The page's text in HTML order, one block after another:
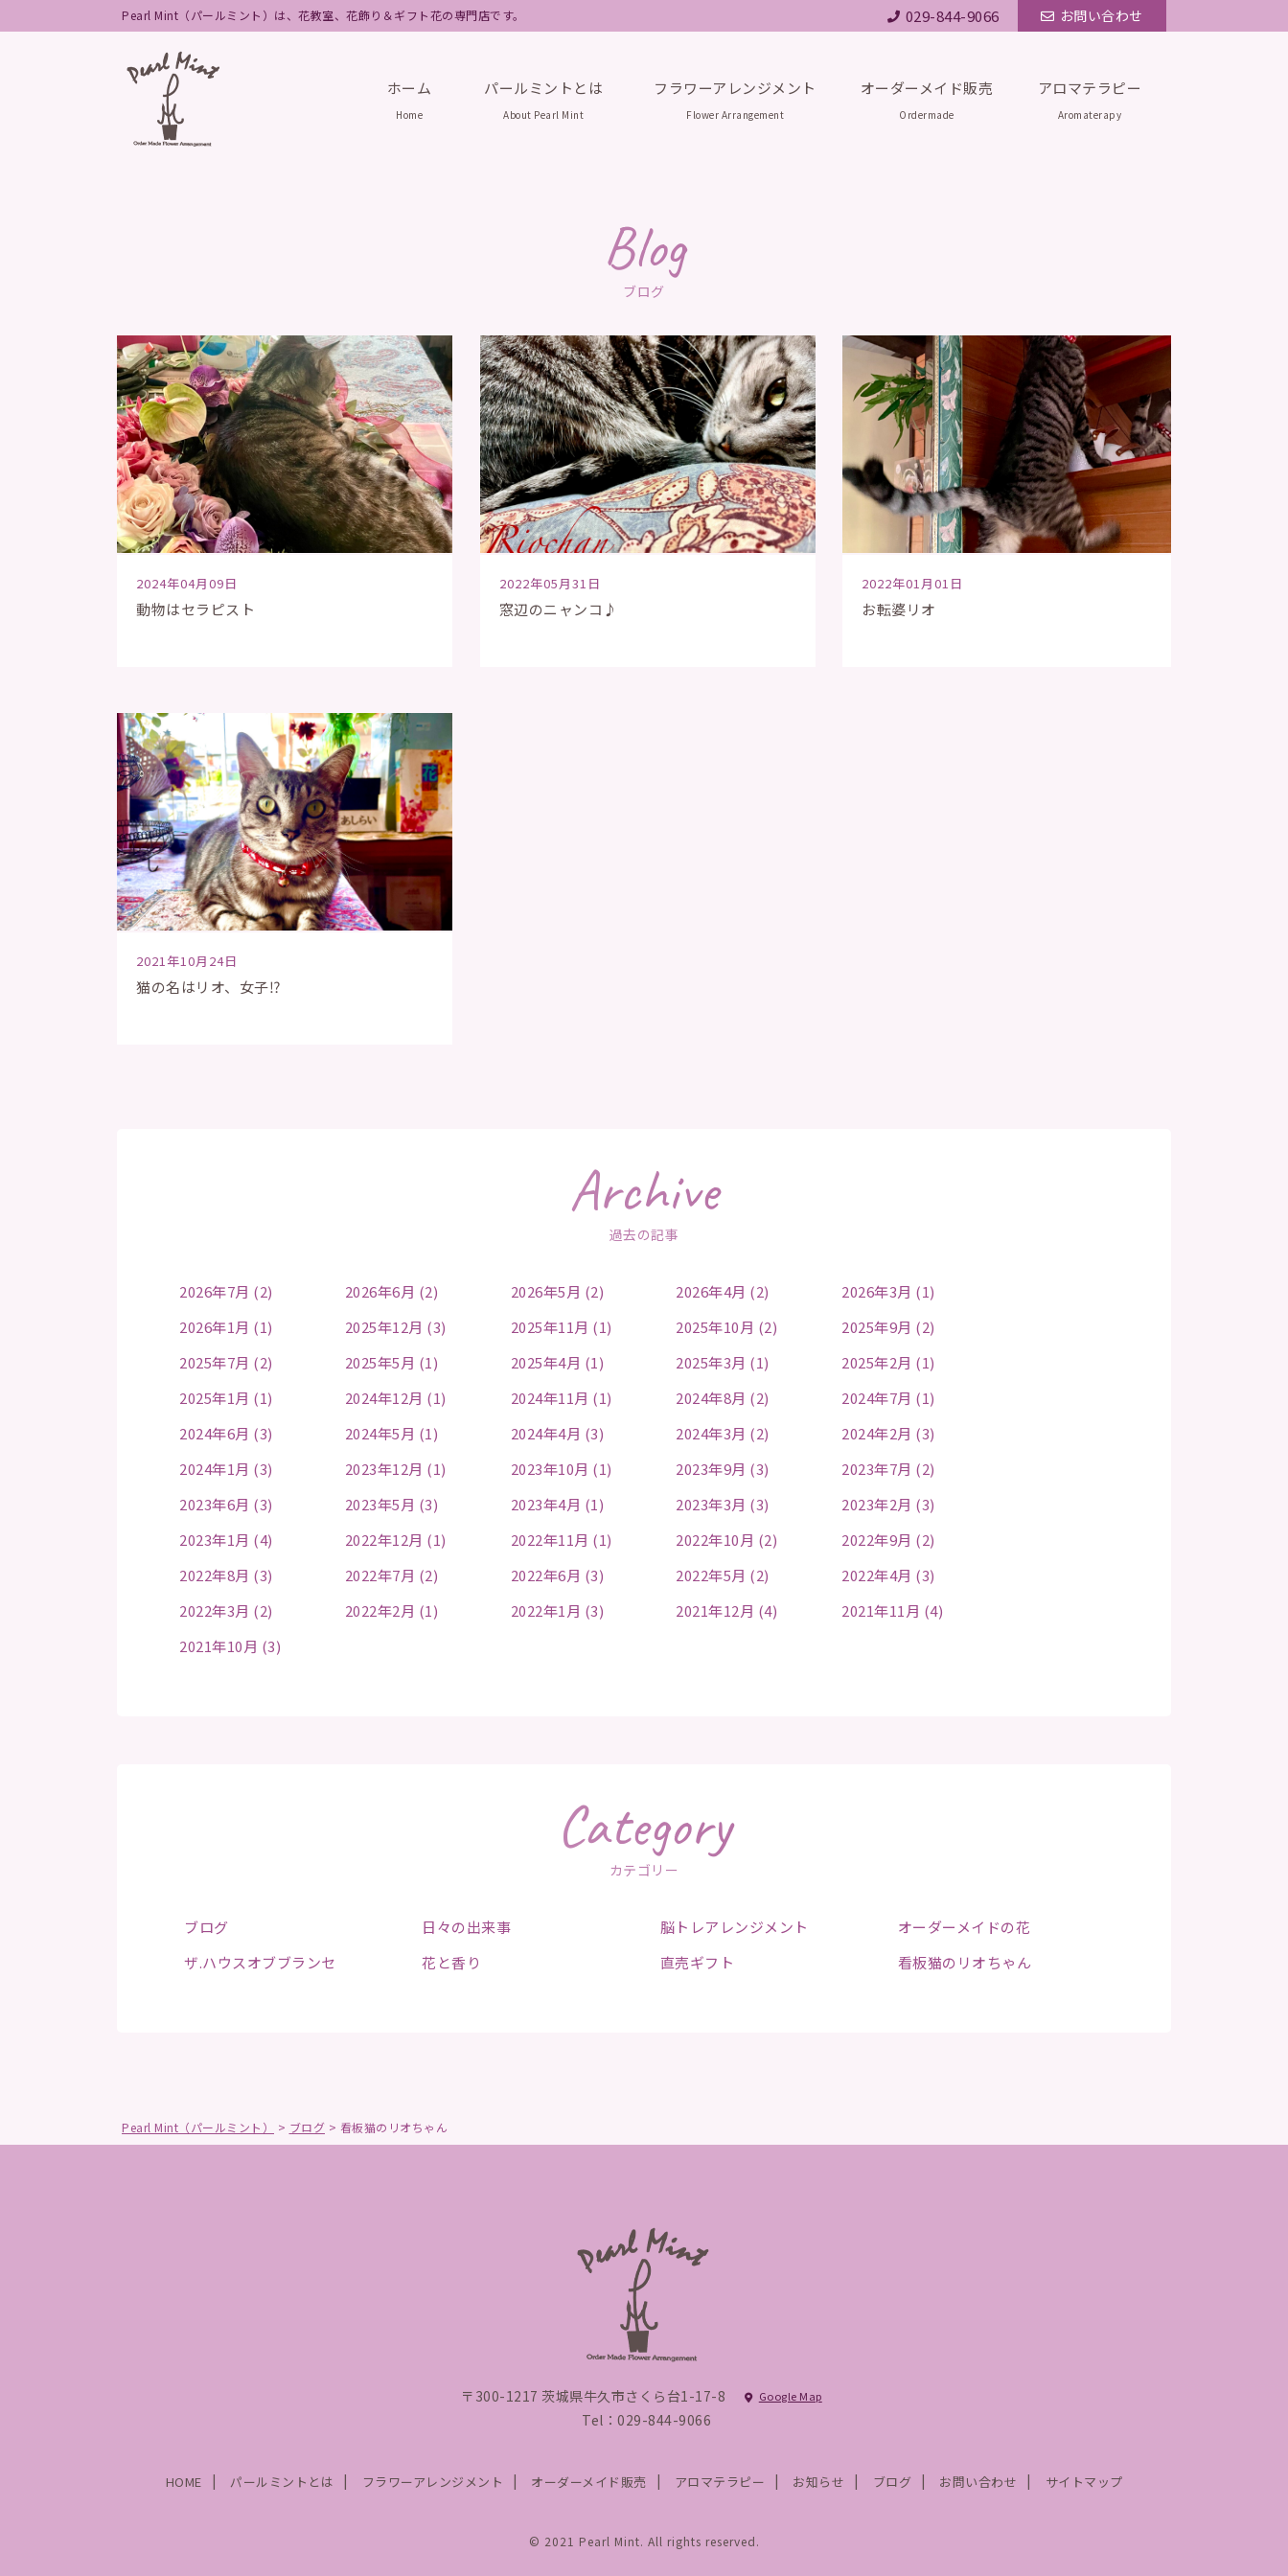
Pearl Mint（パールミント）は、花教室、花飾り＆ギフト花の専門店です。 029-844-9066 お問い合わせ
ホーム
Home
パールミントとは
About Pearl Mint
フラワーアレンジメント
Flower Arrangement
オーダーメイド販売
Ordermade
アロマテラピー
Aromaterapy
Blog
ブログ
2024年04月09日
動物はセラピスト
2022年05月31日
窓辺のニャンコ♪
2022年01月01日
お転婆リオ
2021年10月24日
猫の名はリオ、女子⁉︎
Archive
過去の記事
2026年7月 (2) 2026年6月 (2) 2026年5月 (2) 2026年4月 (2)
2026年3月 (1)
2026年1月 (1)
2025年12月 (3) 2025年11月 (1) 2025年10月 (2)
2025年9月 (2)
2025年7月 (2)
2025年5月 (1) 2025年4月 (1) 2025年3月 (1)
2025年2月 (1)
2025年1月 (1)
2024年12月 (1) 2024年11月 (1) 2024年8月 (2)
2024年7月 (1)
2024年6月 (3)
2024年5月 (1) 2024年4月 (3) 2024年3月 (2)
2024年2月 (3)
2024年1月 (3)
2023年12月 (1) 2023年10月 (1) 2023年9月 (3)
2023年7月 (2)
2023年6月 (3)
2023年5月 (3) 2023年4月 (1) 2023年3月 (3)
2023年2月 (3)
2023年1月 (4)
2022年12月 (1) 2022年11月 (1) 2022年10月 (2)
2022年9月 (2)
2022年8月 (3)
2022年7月 (2) 2022年6月 (3) 2022年5月 (2)
2022年4月 (3)
2022年3月 (2)
2022年2月 (1) 2022年1月 (3) 2021年12月 (4)
2021年11月 (4)
2021年10月 (3)
Category
カテゴリー
ブログ 日々の出来事 脳トレアレンジメント
オーダーメイドの花
ザ.ハウスオブブランセ
花と香り 直売ギフト 看板猫のリオちゃん
Pearl Mint（パールミント） > ブログ > 看板猫のリオちゃん
〒300-1217 茨城県牛久市さくら台1-17-8 Google Map
Tel：029-844-9066
HOME パールミントとは フラワーアレンジメント オーダーメイド販売 アロマテラピー お知らせ ブログ お問い合わせ サイトマップ
© 2021 Pearl Mint. All rights reserved.